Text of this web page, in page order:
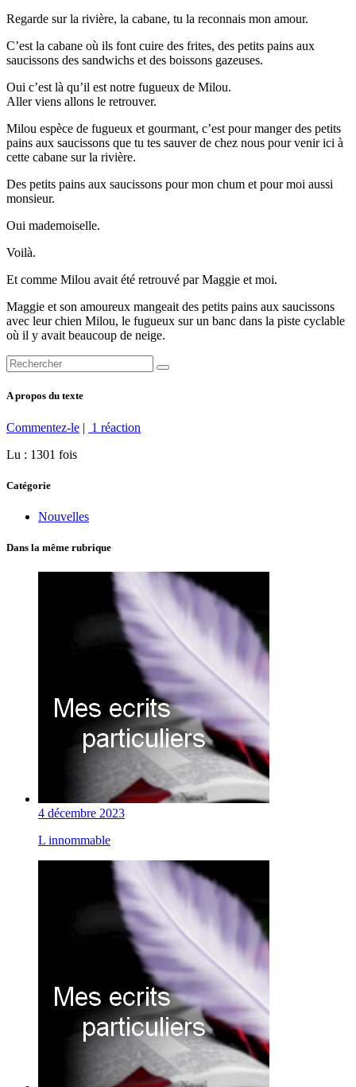
Regarde sur la rivière, la cabane, tu la reconnais mon amour.
C’est la cabane où ils font cuire des frites, des petits pains aux
saucissons des sandwichs et des boissons gazeuses.
Oui c’est là qu’il est notre fugueux de Milou.
Aller viens allons le retrouver.
Milou espèce de fugueux et gourmant, c’est pour manger des petits
pains aux saucissons que tu tes sauver de chez nous pour venir ici à
cette cabane sur la rivière.
Des petits pains aux saucissons pour mon chum et pour moi aussi
monsieur.
Oui mademoiselle.
Voilà.
Et comme Milou avait été retrouvé par Maggie et moi.
Maggie et son amoureux mangeait des petits pains aux saucissons
avec leur chien Milou, le fugueux sur un banc dans la piste cyclable
où il y avait beaucoup de neige.
A propos du texte
Commentez-le | 1 réaction
Lu : 1301 fois
Catégorie
Nouvelles
Dans la même rubrique
4 décembre 2023
L innommable